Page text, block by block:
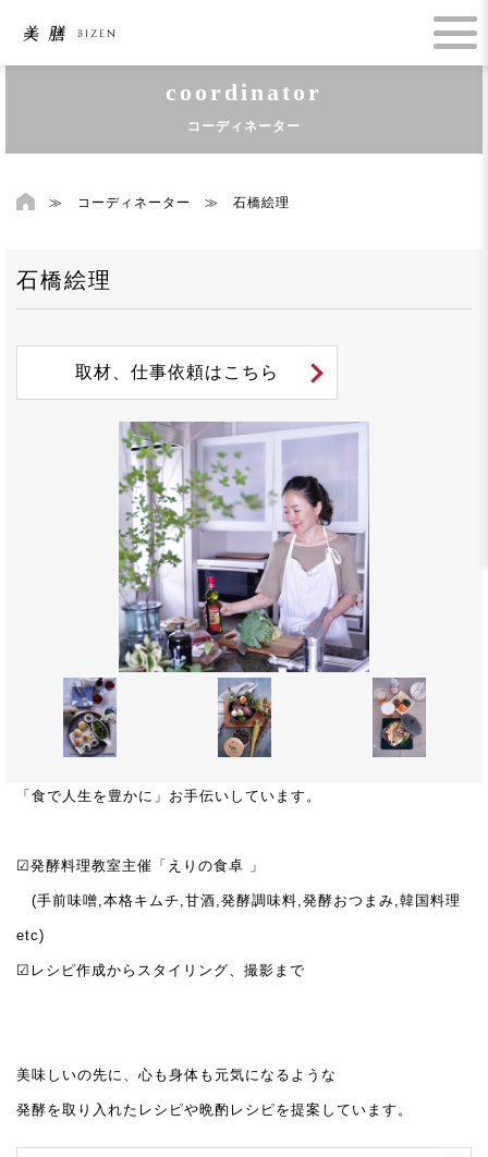
coordinator
コーディネーター
≫ コーディネーター ≫ 石橋絵理
石橋絵理
取材、仕事依頼はこちら
「食で人生を豊かに」お手伝いしています。
☑︎発酵料理教室主催「えりの食卓 」
(手前味噌,本格キムチ,甘酒,発酵調味料,発酵おつまみ,韓国料理
etc)
☑︎レシピ作成からスタイリング、撮影まで
美味しいの先に、心も身体も元気になるような
発酵を取り入れたレシピや晩酌レシピを提案しています。